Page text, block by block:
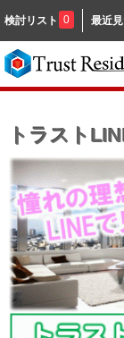
検討リスト 0 最近
トラスト